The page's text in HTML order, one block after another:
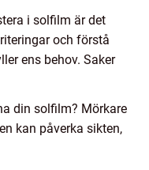
i solfilm är det
och förstå
ens behov. Saker
din solfilm? Mörkare
kan påverka sikten,